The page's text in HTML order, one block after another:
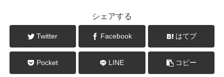
シェアする
Twitter Facebook はてブ
Pocket LINE コピー